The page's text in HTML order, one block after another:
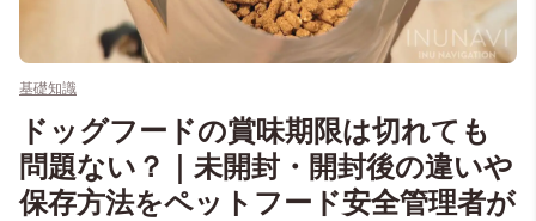
基礎知識
ドッグフードの賞味期限は切れても
問題ない？｜未開封・開封後の違いや
保存方法をペットフード安全管理者が